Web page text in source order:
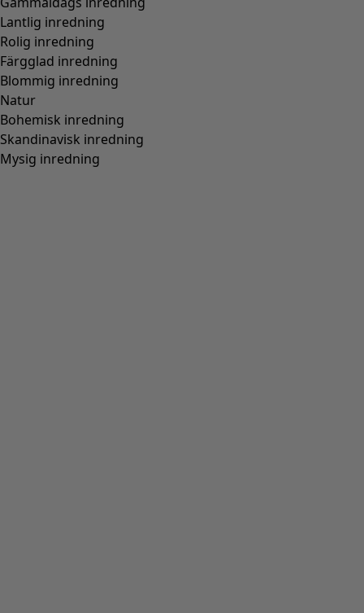
Lantlig inredning
Rolig inredning
Färgglad inredning
Blommig inredning
Natur
Bohemisk inredning
Skandinavisk inredning
Mysig inredning